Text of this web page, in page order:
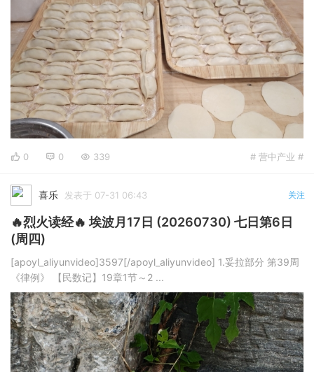
0 0 339 # 营中产业 #
喜乐 发表于 07-31 06:43 关注
🔥烈火读经🔥 埃波月17日 (20260730) 七日第6日
(周四)
[apoyl_aliyunvideo]3597[/apoyl_aliyunvideo] 1.妥拉部分 第39周
《律例》 【民数记】19章1节～2 ...